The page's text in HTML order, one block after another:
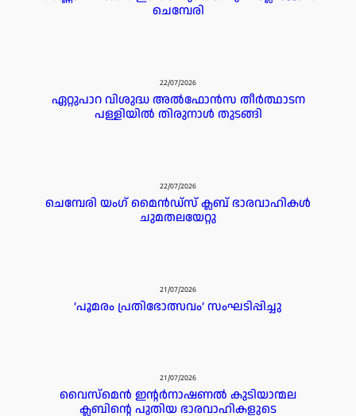
ചെമ്പേരി
22/07/2026
ഏറ്റുപാറ വിശുദ്ധ അൽഫോൻസ തീർത്ഥാടന
പള്ളിയിൽ തിരുനാൾ തുടങ്ങി
22/07/2026
ചെമ്പേരി യംഗ് മൈൻഡ്സ് ക്ലബ് ഭാരവാഹികൾ
ചുമതലയേറ്റു
21/07/2026
‘പൂമരം പ്രതിഭോത്സവം’ സംഘടിപ്പിച്ചു
21/07/2026
വൈസ്മെൻ ഇൻ്റർനാഷണൽ കുടിയാന്മല
ക്ലബിൻ്റെ പുതിയ ഭാരവാഹികളുടെ